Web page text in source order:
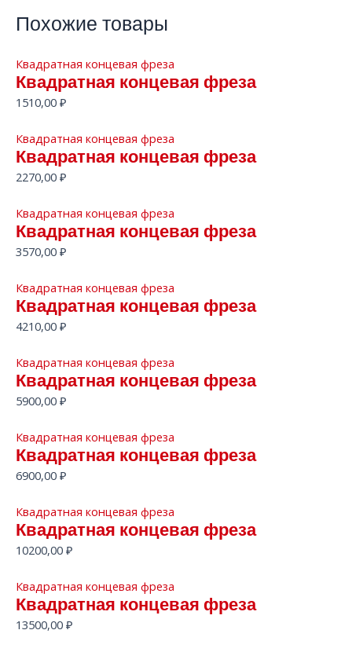
Похожие товары
Квадратная концевая фреза
Квадратная концевая фреза
1510,00 ₽
Квадратная концевая фреза
Квадратная концевая фреза
2270,00 ₽
Квадратная концевая фреза
Квадратная концевая фреза
3570,00 ₽
Квадратная концевая фреза
Квадратная концевая фреза
4210,00 ₽
Квадратная концевая фреза
Квадратная концевая фреза
5900,00 ₽
Квадратная концевая фреза
Квадратная концевая фреза
6900,00 ₽
Квадратная концевая фреза
Квадратная концевая фреза
10200,00 ₽
Квадратная концевая фреза
Квадратная концевая фреза
13500,00 ₽